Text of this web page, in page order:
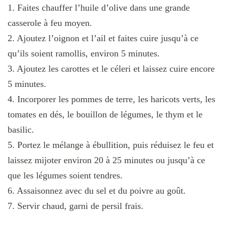
1. Faites chauffer l’huile d’olive dans une grande
casserole à feu moyen.
2. Ajoutez l’oignon et l’ail et faites cuire jusqu’à ce
qu’ils soient ramollis, environ 5 minutes.
3. Ajoutez les carottes et le céleri et laissez cuire encore
5 minutes.
4. Incorporer les pommes de terre, les haricots verts, les
tomates en dés, le bouillon de légumes, le thym et le
basilic.
5. Portez le mélange à ébullition, puis réduisez le feu et
laissez mijoter environ 20 à 25 minutes ou jusqu’à ce
que les légumes soient tendres.
6. Assaisonnez avec du sel et du poivre au goût.
7. Servir chaud, garni de persil frais.